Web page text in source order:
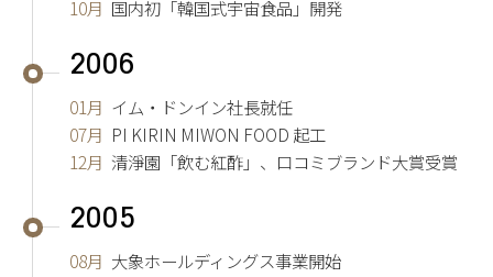
10月 国内初「韓国式宇宙食品」開発
2006
01月 イム・ドンイン社長就任
07月 PI KIRIN MIWON FOOD 起工
12月 清淨園「飲む紅酢」、口コミブランド大賞受賞
2005
08月 大象ホールディングス事業開始